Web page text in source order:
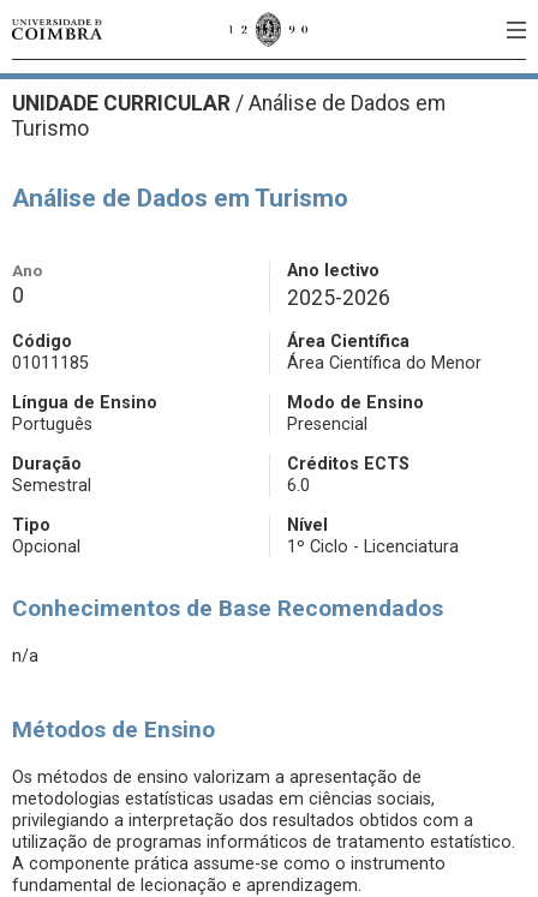
UNIDADE CURRICULAR / Análise de Dados em
Turismo
Análise de Dados em Turismo
Ano
0
Ano lectivo
2025-2026
Código
01011185
Área Científica
Área Científica do Menor
Língua de Ensino
Português
Modo de Ensino
Presencial
Duração
Semestral
Créditos ECTS
6.0
Tipo
Opcional
Nível
1º Ciclo - Licenciatura
Conhecimentos de Base Recomendados
n/a
Métodos de Ensino
Os métodos de ensino valorizam a apresentação de
metodologias estatísticas usadas em ciências sociais,
privilegiando a interpretação dos resultados obtidos com a
utilização de programas informáticos de tratamento estatístico.
A componente prática assume-se como o instrumento
fundamental de lecionação e aprendizagem.